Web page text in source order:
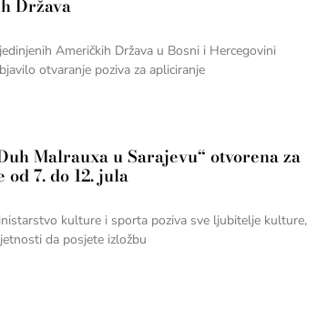
Država
Američkih Država u Bosni i Hercegovini
otvaranje poziva za apliciranje
Malrauxa u Sarajevu“ otvorena za
od 7. do 12. jula
kulture i sporta poziva sve ljubitelje kulture,
da posjete izložbu